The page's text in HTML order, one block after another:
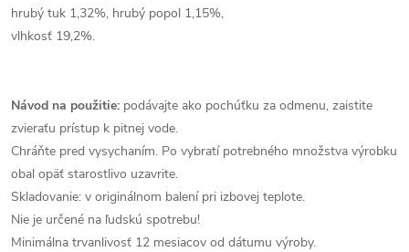
hrubý tuk 1,32%, hrubý popol 1,15%,
vlhkosť 19,2%.
Návod na použitie: podávajte ako pochúťku za odmenu, zaistite
zvieraťu prístup k pitnej vode.
Chráňte pred vysychaním. Po vybratí potrebného množstva výrobku
obal opäť starostlivo uzavrite.
Skladovanie: v originálnom balení pri izbovej teplote.
Nie je určené na ľudskú spotrebu!
Minimálna trvanlivosť 12 mesiacov od dátumu výroby.